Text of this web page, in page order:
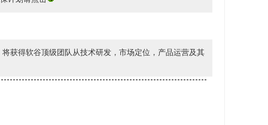
获得软谷顶级团队从技术研发，市场定位，产品运营及其